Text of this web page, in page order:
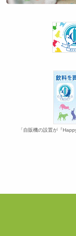
「自販機の設置が『